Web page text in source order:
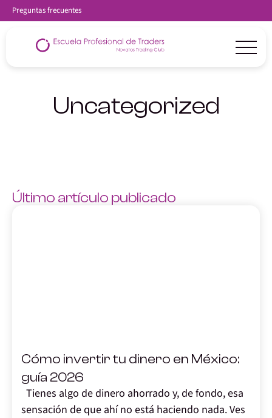
Preguntas frecuentes
Uncategorized
Último artículo publicado
Cómo invertir tu dinero en México:
guía 2026
Tienes algo de dinero ahorrado y, de fondo, esa
sensación de que ahí no está haciendo nada. Ves